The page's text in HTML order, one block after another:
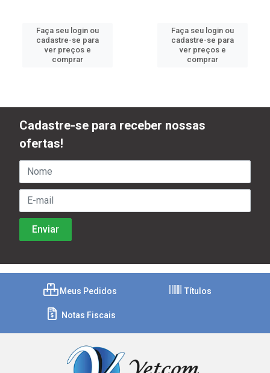
Faça seu login ou
cadastre-se para
ver preços e
comprar
Faça seu login ou
cadastre-se para
ver preços e
comprar
Cadastre-se para receber nossas
ofertas!
Meus Pedidos Títulos
Notas Fiscais